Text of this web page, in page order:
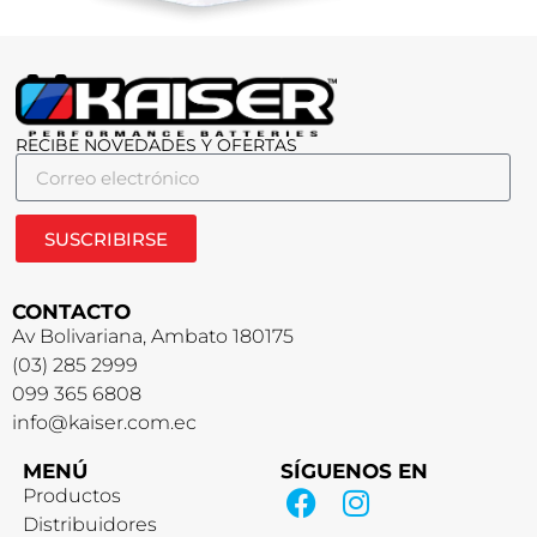
RECIBE NOVEDADES Y OFERTAS
SUSCRIBIRSE
CONTACTO
Av Bolivariana, Ambato 180175
(03) 285 2999
099 365 6808
info@kaiser.com.ec
MENÚ
Productos
Distribuidores
SÍGUENOS EN